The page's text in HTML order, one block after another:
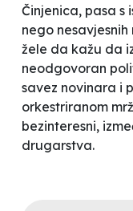
Činjenica, pasa s
nego nesavjesnih
žele da kažu da
neodgovoran
savez novinara i
orkestriranom
bezinteresni,
drugarstva.